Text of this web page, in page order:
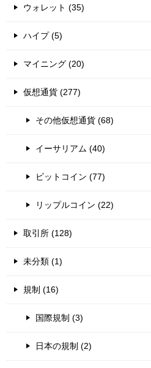
ウォレット (35)
ハイプ (5)
マイニング (20)
仮想通貨 (277)
その他仮想通貨 (68)
イーサリアム (40)
ビットコイン (77)
リップルコイン (22)
取引所 (128)
未分類 (1)
規制 (16)
国際規制 (3)
日本の規制 (2)